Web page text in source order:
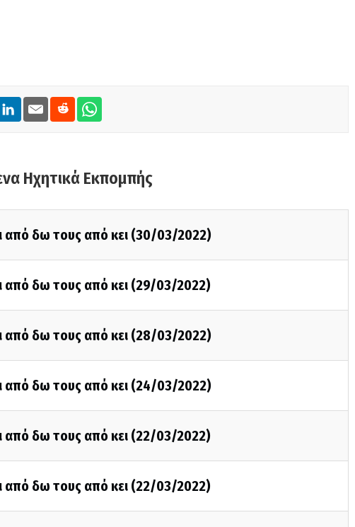
Ηχητικά Εκπομπής
από δω τους από κει (30/03/2022)
από δω τους από κει (29/03/2022)
από δω τους από κει (28/03/2022)
από δω τους από κει (24/03/2022)
από δω τους από κει (22/03/2022)
από δω τους από κει (22/03/2022)